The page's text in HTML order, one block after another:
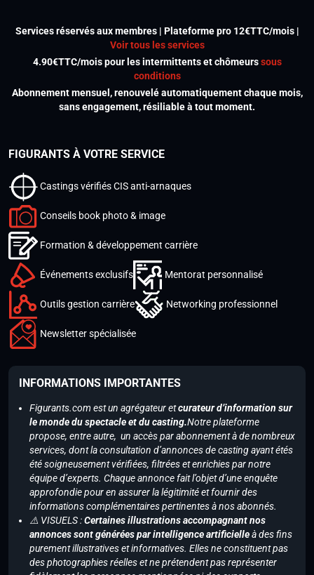
Services réservés aux membres | Plateforme pro 12€TTC/mois |
Voir tous les services
4.90€TTC/mois pour les intermittents et chômeurssous
conditions
Abonnement mensuel, renouvelé automatiquement chaque mois,
sans engagement, résiliable à tout moment.
FIGURANTS À VOTRE SERVICE
Castings vérifiés CIS anti-arnaques
Conseils book photo & image
Formation & développement carrière
Événements exclusifs Mentorat personnalisé
Outils gestion carrière Networking professionnel
Newsletter spécialisée
INFORMATIONS IMPORTANTES
Figurants.com est un agrégateur etcurateur d’information sur
le monde du spectacle et du casting.Notre plateforme
propose, entre autre, un accès par abonnement à de nombreux
services, dont la consultation d’annonces de casting ayant étés
été soigneusement vérifiées, filtrées et enrichies par notre
équipe d’experts. Chaque annonce fait l’objet d’une enquête
approfondie pour en assurer la légitimité et fournir des
informations complémentaires pertinentes à nos abonnés.
⚠️ VISUELS :Certaines illustrations accompagnant nos
annonces sont générées par intelligence artificielleà des fins
purement illustratives et informatives. Elles ne constituent pas
des photographies réelles et ne prétendent pas représenter